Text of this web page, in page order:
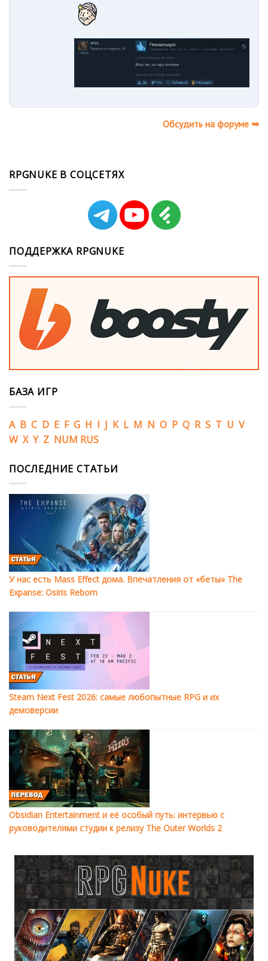
Обсудить на форуме ➥
RPGNUKE В СОЦСЕТЯХ
ПОДДЕРЖКА RPGNUKE
БАЗА ИГР
A B C D E F G H I J K L M N O P Q R S T U V
W X Y Z NUM RUS
ПОСЛЕДНИЕ СТАТЬИ
У нас есть Mass Effect дома. Впечатления от «беты» The
Expanse: Osiris Reborn
Steam Next Fest 2026: самые любопытные RPG и их
демоверсии
Obsidian Entertainment и её особый путь: интервью с
руководителями студии к релизу The Outer Worlds 2